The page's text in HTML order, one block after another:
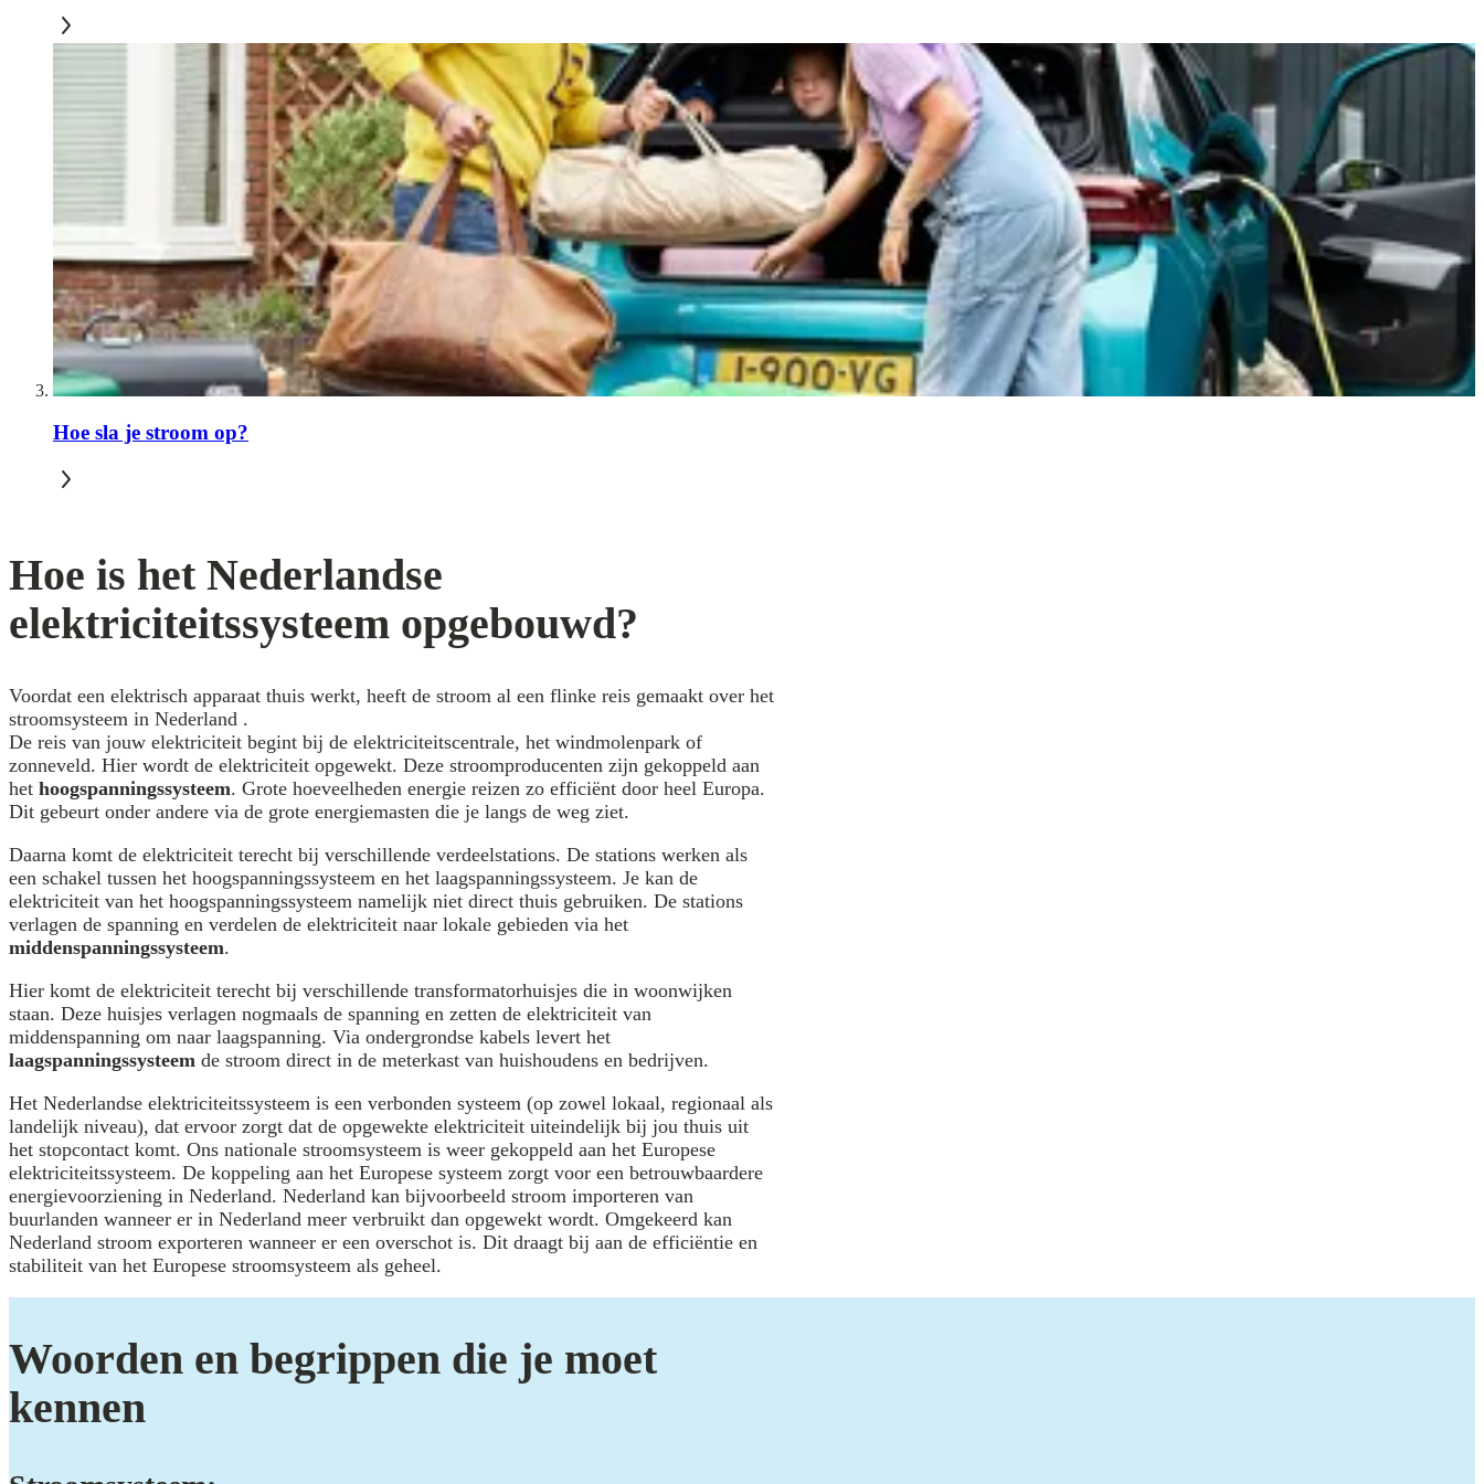
Hoe sla je stroom op?
Hoe is het Nederlandse
elektriciteitssysteem opgebouwd?
Voordat een elektrisch apparaat thuis werkt, heeft de stroom al een flinke reis gemaakt over het
stroomsysteem in Nederland .
De reis van jouw elektriciteit begint bij de elektriciteitscentrale, het windmolenpark of
zonneveld. Hier wordt de elektriciteit opgewekt. Deze stroomproducenten zijn gekoppeld aan
het hoogspanningssysteem. Grote hoeveelheden energie reizen zo efficiënt door heel Europa.
Dit gebeurt onder andere via de grote energiemasten die je langs de weg ziet.
Daarna komt de elektriciteit terecht bij verschillende verdeelstations. De stations werken als
een schakel tussen het hoogspanningssysteem en het laagspanningssysteem. Je kan de
elektriciteit van het hoogspanningssysteem namelijk niet direct thuis gebruiken. De stations
verlagen de spanning en verdelen de elektriciteit naar lokale gebieden via het
middenspanningssysteem.
Hier komt de elektriciteit terecht bij verschillende transformatorhuisjes die in woonwijken
staan. Deze huisjes verlagen nogmaals de spanning en zetten de elektriciteit van
middenspanning om naar laagspanning. Via ondergrondse kabels levert het
laagspanningssysteem de stroom direct in de meterkast van huishoudens en bedrijven.
Het Nederlandse elektriciteitssysteem is een verbonden systeem (op zowel lokaal, regionaal als
landelijk niveau), dat ervoor zorgt dat de opgewekte elektriciteit uiteindelijk bij jou thuis uit
het stopcontact komt. Ons nationale stroomsysteem is weer gekoppeld aan het Europese
elektriciteitssysteem. De koppeling aan het Europese systeem zorgt voor een betrouwbaardere
energievoorziening in Nederland. Nederland kan bijvoorbeeld stroom importeren van
buurlanden wanneer er in Nederland meer verbruikt dan opgewekt wordt. Omgekeerd kan
Nederland stroom exporteren wanneer er een overschot is. Dit draagt bij aan de efficiëntie en
stabiliteit van het Europese stroomsysteem als geheel.
Woorden en begrippen die je moet
kennen